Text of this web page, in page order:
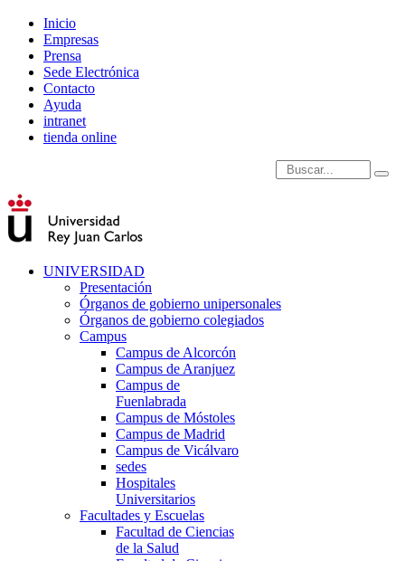
Inicio
Empresas
Prensa
Sede Electrónica
Contacto
Ayuda
intranet
tienda online
Introduce términos de
UNIVERSIDAD
Presentación
Órganos de gobierno unipersonales
Órganos de gobierno colegiados
Campus
Campus de Alcorcón
Campus de Aranjuez
Campus de
Fuenlabrada
Campus de Móstoles
Campus de Madrid
Campus de Vicálvaro
sedes
Hospitales
Universitarios
Facultades y Escuelas
Facultad de Ciencias
de la Salud